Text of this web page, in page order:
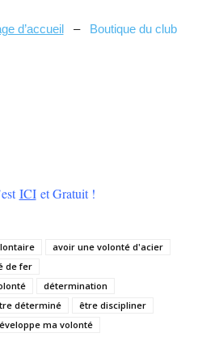
d’accueil – Boutique du club
ICIet Gratuit !
avoir une volonté d'acier
de fer
détermination
déterminé
être discipliner
ma volonté